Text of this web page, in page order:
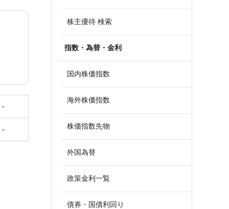
-
-
株主優待 検索
指数・為替・金利
国内株価指数
海外株価指数
株価指数先物
外国為替
政策金利一覧
債券・国債利回り